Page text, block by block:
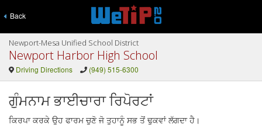
Back
Newport-Mesa Unified School District
Newport Harbor High School
Driving Directions (949) 515-6300
ਗੁੰਮਨਾਮ ਭਾਈਚਾਰਾ ਰਿਪੋਰਟਾਂ
ਕਿਰਪਾ ਕਰਕੇ ਉਹ ਫਾਰਮ ਚੁਣੋ ਜੋ ਤੁਹਾਨੂੰ ਸਭ ਤੋਂ ਢੁਕਵਾਂ ਲੱਗਦਾ ਹੈ।